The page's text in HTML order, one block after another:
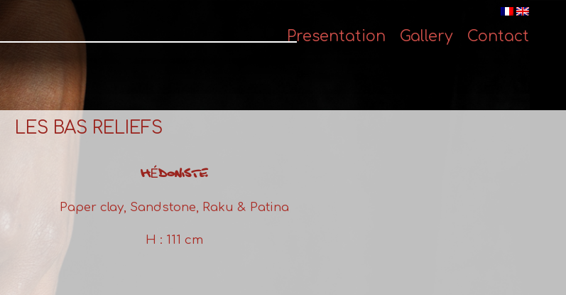
Skip
Presentation Gallery Contact
LES BAS RELIEFS
HÉDONISTE
Paper clay, Sandstone, Raku & Patina
H : 111 cm